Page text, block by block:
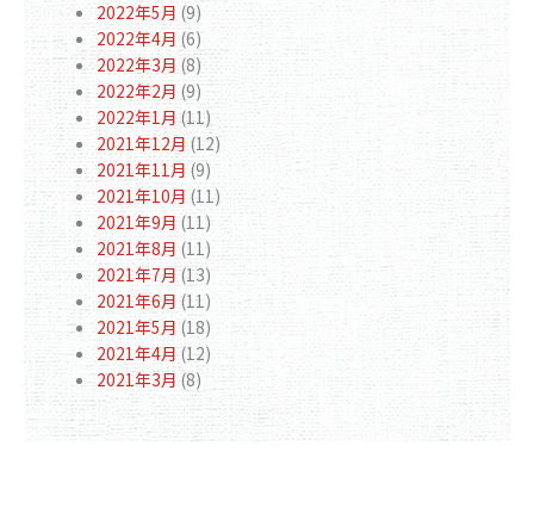
2022年5月 (9)
2022年4月 (6)
2022年3月 (8)
2022年2月 (9)
2022年1月(11)
2021年12月 (12)
2021年11月 (9)
2021年10月(11)
2021年9月 (11)
2021年8月(11)
2021年7月 (13)
2021年6月 (11)
2021年5月(18)
2021年4月 (12)
2021年3月 (8)